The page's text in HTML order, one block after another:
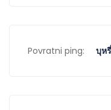
Povratni ping: บุห